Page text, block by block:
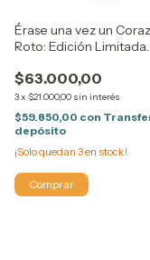
Érase una vez un
Roto: Edición Limitada
$63.000,00
3x $21.000,00 sin interés
$59.850,00 con
depósito
¡Solo quedan 3en stock!